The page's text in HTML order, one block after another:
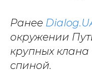
Ранее
окружении
крупных клана
спиной.